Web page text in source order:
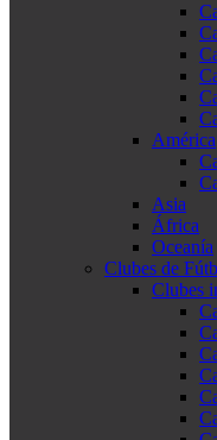
América
Asia
África
Oceanía
Clubes de
Clubes